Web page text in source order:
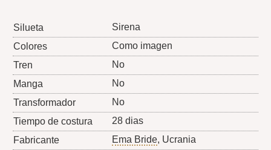
Silueta
Sirena
Colores
Como imagen
Tren
No
Manga
No
Transformador
No
Tiempo de costura
28 dias
Fabricante
Ema Bride, Ucrania